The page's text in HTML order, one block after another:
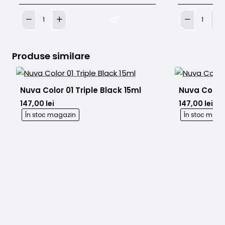
Tattoo
Gel
anestezic
Creion
Black/Brown
Produse similare
Nuva Color 01 Triple Black 15ml
În stoc magazin
147,00 lei
Nuva Color
În stoc
147,00 lei